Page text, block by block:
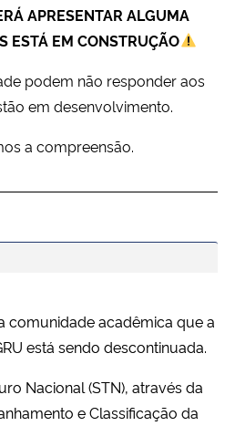
APRESENTAR ALGUMA
ESTÁ EM CONSTRUÇÃO
podem não responder aos
em desenvolvimento.
a compreensão.
comunidade acadêmica que a
está sendo descontinuada.
Nacional (STN), através da
e Classificação da